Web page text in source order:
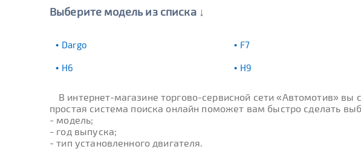
Выберите модель из списка ↓
Dargo F7
H6 H9
В интернет-магазине торгово-сервисной сети «Автомотив»
простая система поиска онлайн поможет вам быстро сделать
- модель;
- год выпуска;
- тип установленного двигателя.